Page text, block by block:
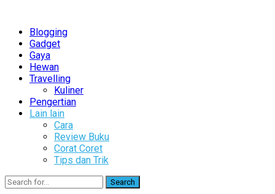
Blogging
Gadget
Gaya
Hewan
Travelling
Kuliner
Pengertian
Lain lain
Cara
Review Buku
Corat Coret
Tips dan Trik
Search